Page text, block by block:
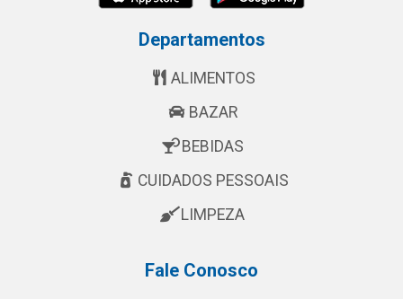
Departamentos
ALIMENTOS
BAZAR
BEBIDAS
CUIDADOS PESSOAIS
LIMPEZA
Fale Conosco